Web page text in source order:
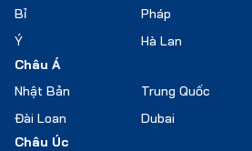
Bỉ
Pháp
Ý
Hà Lan
Châu Á
Nhật Bản
Trung Quốc
Đài Loan
Dubai
Châu Úc